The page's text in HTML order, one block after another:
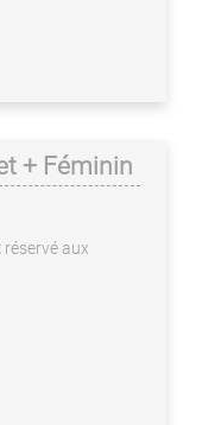
+ Féminin
réservé aux